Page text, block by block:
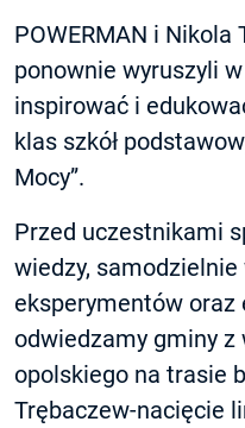
POWERMAN i Nikola
ponownie wyruszyli
inspirować i
klas szkół
Mocy”.
Przed uczestnikami
wiedzy, samodzielnie
eksperymentów oraz
odwiedzamy gminy
opolskiego na trasie
Trębaczew-nacięcie